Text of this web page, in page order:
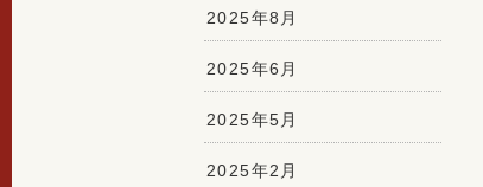
2025年8月
2025年6月
2025年5月
2025年2月